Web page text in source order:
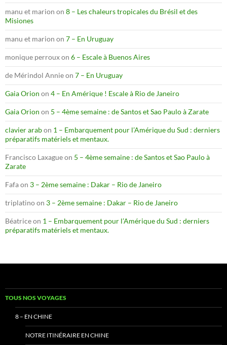
manu et marion on 8 – Les chaleurs tropicales du Brésil et des
Misiones
manu et marion on 7 – En Uruguay
monique perrouxon 6 – Escale à Buenos Aires
de Mérindol Annieon 7 – En Uruguay
Gaia Orion on 4 – En Amérique ! Escale à Rio de Janeiro
Gaia Orion on 5 – 4ème semaine : de Santos et Sao Paulo à Zarate
clavier arabon 1 – Embarquement pour l’Amérique du Sud : derniers
préparatifs matériels et mentaux.
Francisco Laxagueon 5 – 4ème semaine : de Santos et Sao Paulo à
Zarate
Fafaon 3 – 2ème semaine : Dakar – Rio de Janeiro
triplatinoon 3 – 2ème semaine : Dakar – Rio de Janeiro
Béatriceon 1 – Embarquement pour l’Amérique du Sud : derniers
préparatifs matériels et mentaux.
TOUS NOS VOYAGES
8 – EN CHINE
NOTRE ITINÉRAIRE EN CHINE